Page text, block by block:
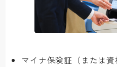
マイナ保険証（または